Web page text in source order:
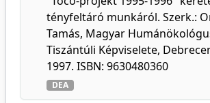
tényfeltáró munkáról. Szerk.:
Tamás, Magyar
Tiszántúli Képviselete,
1997. ISBN: 9630480360
DEA